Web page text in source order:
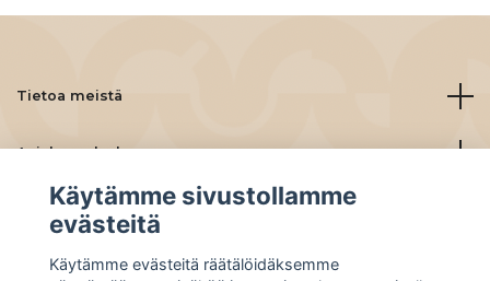
Tietoa meistä
Asiakaspalvelu
Lue lisää
Social Media
Käytämme sivustollamme
evästeitä
Käytämme evästeitä räätälöidäksemme